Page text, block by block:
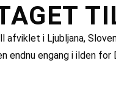
afviklet i Ljubljana,
endnu engang i ilden